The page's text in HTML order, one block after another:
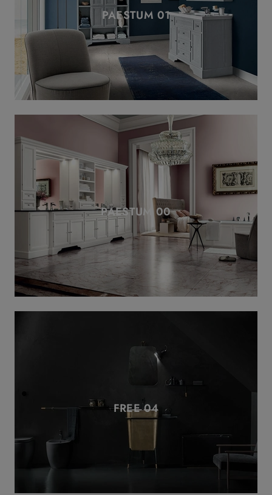
PAESTUM 01
PAESTUM 00
FREE 04